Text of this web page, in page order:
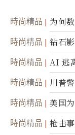
時尚精品
为何
达
時尚精品 钻石
時尚精品 AI 逃
時尚精品 川普
時尚精品 美国
時尚精品
枪击